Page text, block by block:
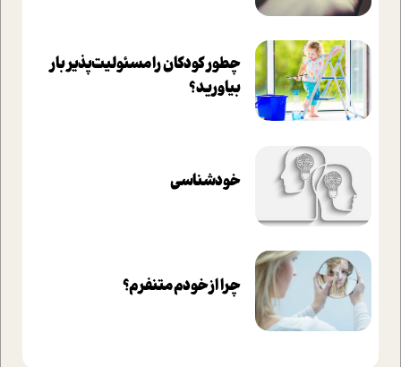
چطور کودکان را مسئولیت‌پذیر بار
بیاورید؟
خودشناسی
چرا از خودم متنفرم؟